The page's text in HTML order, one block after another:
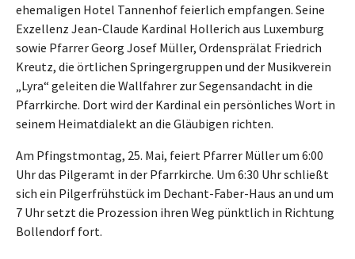
ehemaligen Hotel Tannenhof feierlich empfangen. Seine
Exzellenz Jean-Claude Kardinal Hollerich aus Luxemburg
sowie Pfarrer Georg Josef Müller, Ordensprälat Friedrich
Kreutz, die örtlichen Springergruppen und der Musikverein
„Lyra“ geleiten die Wallfahrer zur Segensandacht in die
Pfarrkirche. Dort wird der Kardinal ein persönliches Wort in
seinem Heimatdialekt an die Gläubigen richten.
Am Pfingstmontag, 25. Mai, feiert Pfarrer Müller um 6:00
Uhr das Pilgeramt in der Pfarrkirche. Um 6:30 Uhr schließt
sich ein Pilgerfrühstück im Dechant-Faber-Haus an und um
7 Uhr setzt die Prozession ihren Weg pünktlich in Richtung
Bollendorf fort.